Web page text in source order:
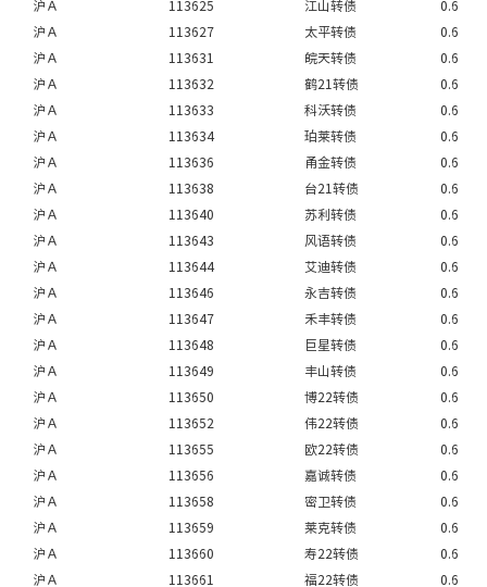
沪Ａ 113625 江山转债
0.6
沪Ａ
113627 太平转债
0.6
沪Ａ
113631 皖天转债
0.6
沪Ａ
113632 鹤21转债
0.6
沪Ａ
113633 科沃转债
0.6
沪Ａ
113634 珀莱转债
0.6
沪Ａ
113636 甬金转债
0.6
沪Ａ
113638 台21转债
0.6
沪Ａ
113640 苏利转债
0.6
沪Ａ
113643 风语转债
0.6
沪Ａ
113644 艾迪转债
0.6
沪Ａ
113646 永吉转债
0.6
沪Ａ
113647 禾丰转债
0.6
沪Ａ
113648 巨星转债
0.6
沪Ａ
113649 丰山转债
0.6
沪Ａ
113650 博22转债
0.6
沪Ａ
113652 伟22转债
0.6
沪Ａ
113655 欧22转债
0.6
沪Ａ
113656 嘉诚转债
0.6
沪Ａ
113658 密卫转债
0.6
沪Ａ
113659 莱克转债
0.6
沪Ａ
113660 寿22转债
0.6
沪Ａ
113661 福22转债
0.6